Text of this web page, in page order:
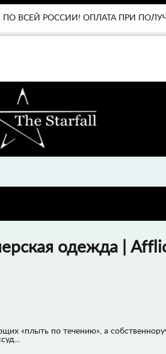
ВСЕЙ РОССИИ! ОПЛАТА ПРИ
БРЕНДЫ
одежда |
«плыть по течению», а